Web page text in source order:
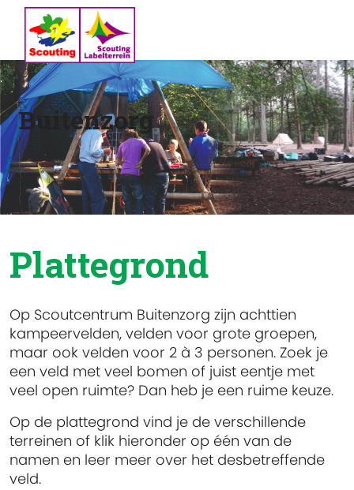
Buitenzorg
Plattegrond
Op Scoutcentrum Buitenzorg zijn achttien
kampeervelden, velden voor grote groepen,
maar ook velden voor 2 à 3 personen. Zoek je
een veld met veel bomen of juist eentje met
veel open ruimte? Dan heb je een ruime keuze.
Op de plattegrond vind je de verschillende
terreinen of klik hieronder op één van de
namen en leer meer over het desbetreffende
veld.